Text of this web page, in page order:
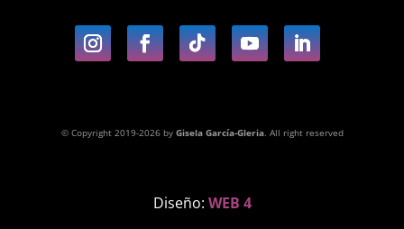
© Copyright 2019-2026 by Gisela García-Gleria. All right reserved
Diseño: WEB 4